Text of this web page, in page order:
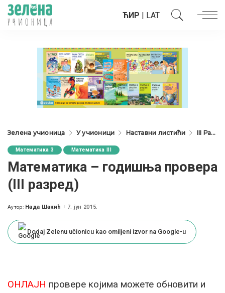
ЋИР | LAT
Зелена учионица У учионици Наставни листићи III Разред
Математика 3 Математика III
Математика – годишња провера
(III разред)
Posted
Аутор: Нада Шакић 7. јун 2015.
Dodaj Zelenu učionicu kao omiljeni izvor na Google-u
ОНЛАЈН провере којима можете обновити и